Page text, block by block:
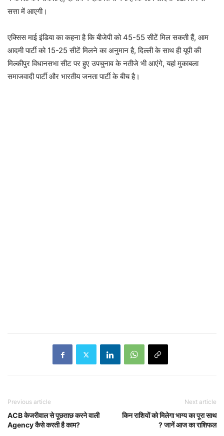
सत्ता में आएगी।
एक्सिस माई इंडिया का कहना है कि बीजेपी को 45-55 सीटें मिल सकती हैं, आम
आदमी पार्टी को 15-25 सीटें मिलने का अनुमान है, दिल्ली के साथ ही यूपी की
मिल्कीपुर विधानसभा सीट पर हुए उपचुनाव के नतीजे भी आएंगे, यहां मुकाबला
समाजवादी पार्टी और भारतीय जनता पार्टी के बीच है।
Previous article
ACB केजरीवाल से पूछताछ करने वाली
Agency कैसे करती है काम?
Next article
किन राशियों को मिलेगा भाग्य का पूरा साथ
? जानें आज का राशिफल